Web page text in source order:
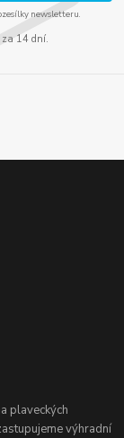
newsletteru.
14 dní.
plaveckých
výhradní